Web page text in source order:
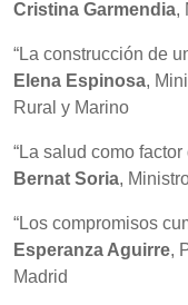
Cristina Garmendia,
“La construcción de
Elena Espinosa,
Rural y Marino
“La salud como
Bernat Soria,
“Los compromisos
Esperanza Aguirre,
Madrid